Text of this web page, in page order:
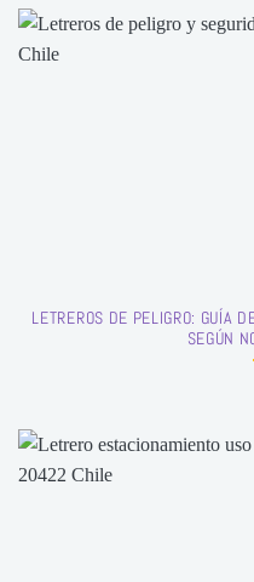
LETREROS DE PELIGRO: GUÍA
SEGÚN